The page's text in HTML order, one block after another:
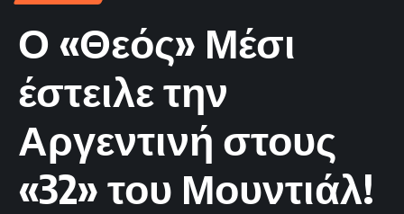
Ο «Θεός» Μέσι
έστειλε την
Αργεντινή στους
«32» του Μουντιάλ!